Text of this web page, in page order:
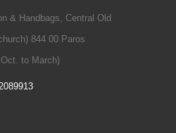
& Handbags, Central Old
844 00 Paros
to March)